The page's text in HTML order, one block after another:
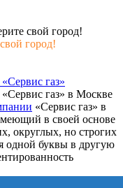
свой город!
город!
газ»
газ» в Москве
«Сервис газ» в
в своей основе
округлых, но строгих
одной буквы в другую